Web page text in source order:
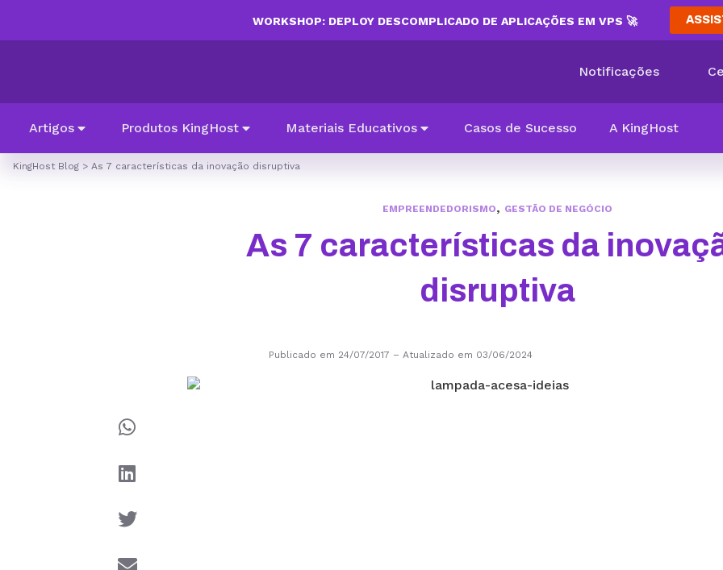
WORKSHOP: DEPLOY DESCOMPLICADO DE APLICAÇÕES EM VPS 🚀
Notificações
Artigos Produtos KingHost Materiais Educativos Casos de Sucesso A KingHost
KingHost Blog > As 7 características da inovação disruptiva
EMPREENDEDORISMO, GESTÃO DE NEGÓCIO
As 7 características da
disruptiva
Publicado em 24/07/2017 – Atualizado em 03/06/2024